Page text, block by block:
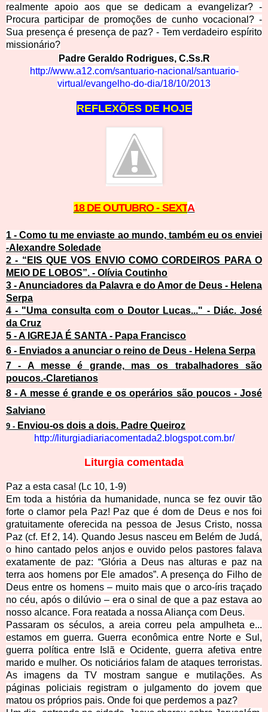
realmente apoio aos que se dedicam a evangelizar? -
Procura participar de promoções de cunho vocacional? -
Sua presença é presença de paz? - Tem verdadeiro espírito
missionário?
Padre Geraldo Rodrigues, C.Ss.R
http://www.a12.com/santuario-nacional/santuario-
virtual/evangelho-do-dia/18/10/2013
REFLEXÕES DE HOJE
18 DE OUTUBRO - SEXTA
1 -Como tu me enviaste ao mundo, também eu os enviei
-Alexandre Soledade
2 - “EIS QUE VOS ENVIO COMO CORDEIROS PARA O
MEIO DE LOBOS”. - Olívia Coutinho
3 -Anunciadores da Palavra e do Amor de Deus - Helena
Serpa
4 - "Uma consulta com o Doutor Lucas..." - Diác. José
da Cruz
5 -A IGREJA É SANTA - Papa Francisco
6 - Enviados a anunciar o reino de Deus - Helena Serpa
7 - A messe é grande, mas os trabalhadores são
poucos.-Claretianos
8 -A messe é grande e os operários são poucos - José
Salviano
9 - Enviou-os dois a dois. Padre Queiroz
http://liturgiadiariacomentada2.blogspot.com.br/
Liturgia comentada
Paz a esta casa! (Lc 10, 1-9)
Em toda a história da humanidade, nunca se fez ouvir tão
forte o clamor pela Paz! Paz que é dom de Deus e nos foi
gratuitamente oferecida na pessoa de Jesus Cristo, nossa
Paz (cf. Ef 2, 14). Quando Jesus nasceu em Belém de Judá,
o hino cantado pelos anjos e ouvido pelos pastores falava
exatamente de paz: “Glória a Deus nas alturas e paz na
terra aos homens por Ele amados”. A presença do Filho de
Deus entre os homens – muito mais que o arco-íris traçado
no céu, após o dilúvio – era o sinal de que a paz estava ao
nosso alcance. Fora reatada a nossa Aliança com Deus.
Passaram os séculos, a areia correu pela ampulheta e...
estamos em guerra. Guerra econômica entre Norte e Sul,
guerra política entre Islã e Ocidente, guerra afetiva entre
marido e mulher. Os noticiários falam de ataques terroristas.
As imagens da TV mostram sangue e mutilações. As
páginas policiais registram o julgamento do jovem que
matou os próprios pais. Onde foi que perdemos a paz?